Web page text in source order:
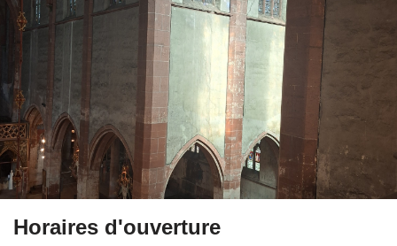
Horaires d'ouverture